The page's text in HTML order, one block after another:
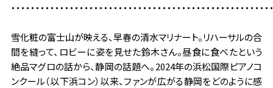
・・・・・・・・・・・・・・・・・・・・・・・・・・・・・・・・・・・・・・・・・・・・・・・・・・・・・
雪化粧の富士山が映える、早春の清水マリナート。リハーサルの合
間を縫って、ロビーに姿を見せた鈴木さん。昼食に食べたという
絶品マグロの話から、静岡の話題へ。2024年の浜松国際ピアノコ
ンクール（以下浜コン）以来、ファンが広がる静岡をどのように感